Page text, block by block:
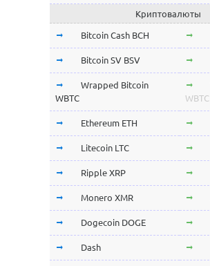
Криптовалюты
Bitcoin Cash BCH
Bitcoin SV BSV
Wrapped Bitcoin
WBTC
WBTC
Ethereum ETH
Litecoin LTC
Ripple XRP
Monero XMR
Dogecoin DOGE
Dash